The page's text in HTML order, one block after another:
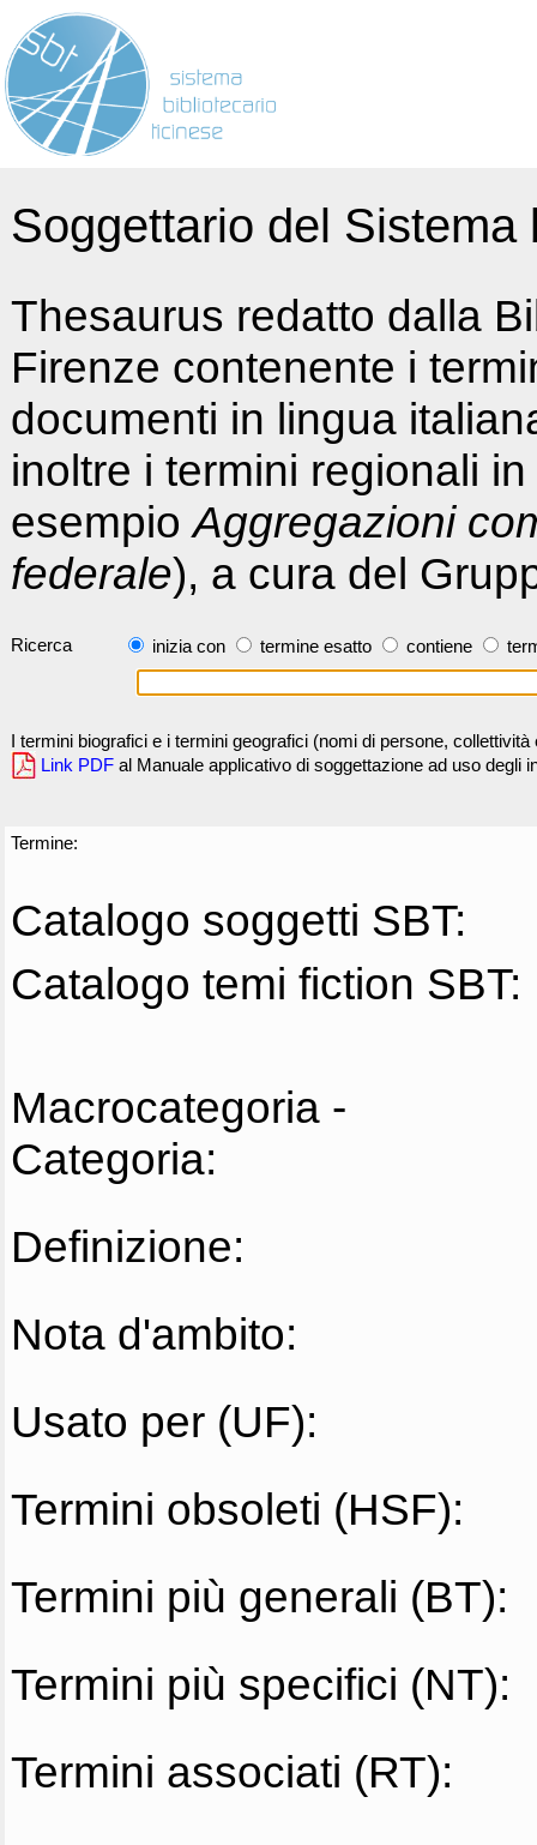
Soggettario del
Thesaurus redatto dalla
Firenze contenente i
documenti in lingua
inoltre i termini regionali
esempioAggregazioni
federale), a cura del
Ricerca inizia con termine esatto contiene
I termini biografici e i termini geografici (nomi di persone,
Link PDF al Manuale applicativo di soggettazione ad uso degli
Termine:
Catalogo soggetti SBT:
Catalogo temi fiction SBT:
Macrocategoria -
Categoria:
Definizione:
Nota d'ambito:
Usato per (UF):
Termini obsoleti (HSF):
Termini più generali (BT):
Termini più specifici (NT):
Termini associati (RT):